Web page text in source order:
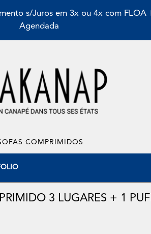
s/Juros em 3x ou 4x com FLOA
Agendada
COMPRIMIDOS
3 LUGARES + 1